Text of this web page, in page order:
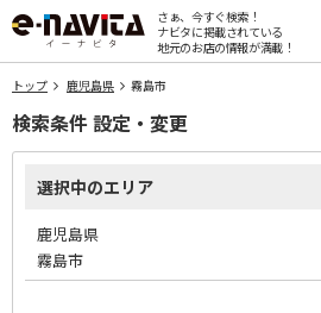
さぁ、今すぐ検索！
ナビタに掲載されている
地元のお店の情報が満載！
トップ 鹿児島県 霧島市
検索条件 設定・変更
選択中のエリア
鹿児島県
霧島市